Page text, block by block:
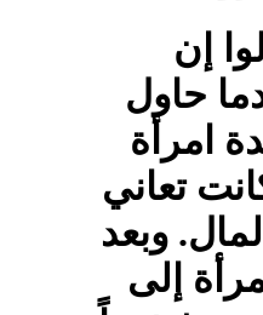
إن
حاول
امرأة
تعاني
وبعد
إلى